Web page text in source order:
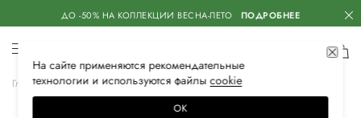
ДО -50% НА КОЛЛЕКЦИИ ВЕСНА-ЛЕТО ПОДРОБНЕЕ
Главная Женская Аксессуары Обложки и футляры
На сайте применяются рекомендательные
технологии и используются файлысооkiе
ОК